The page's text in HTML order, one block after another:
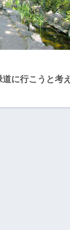
に行こうと考